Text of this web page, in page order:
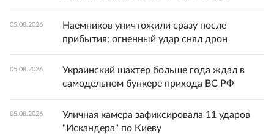
05.08.2026
Наемников уничтожили сразу после
прибытия: огненный удар снял дрон
05.08.2026
Украинский шахтер больше года ждал в
самодельном бункере прихода ВС РФ
05.08.2026
Уличная камера зафиксировала 11 ударов
"Искандера" по Киеву